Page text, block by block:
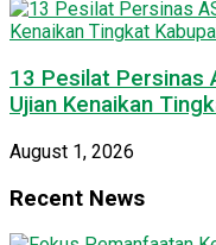
13 Pesilat Persinas
Ujian Kenaikan
August 1, 2026
Recent News